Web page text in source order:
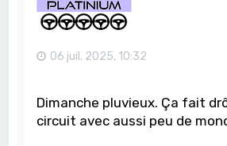
06 juil. 2025, 10:32
Dimanche pluvieux. Ça fait
circuit avec aussi peu de